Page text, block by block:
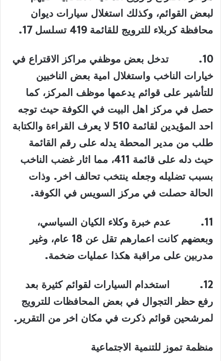
لبعض القوائم، وكذلك استغلال سيارات ديوان
محافظة كربلاء للترويج للقائمة 419 تسلسل 17
.
10.
تدخل بعض موظفي مراكز الاقتراع في
خيارات الناخب واستغلال امية بعض الناخبين
للتأشير على قوائم يدعمها موظف المركز، كما
حصل في مركز اهل البيت في الكوفة حيث توجه
احد المؤيدين لقائمة 510 لا يعرف القراءة والكتابة
طلب من مدير المحطة يدله على رقم القائمة
حيث دله على قائمة 411، مما اثار غضب الناخب
بسبب تضليله وجعله ينتخب تحالف اخر. وذات
الحالة حصلت في مركز السويس في الكوفة.
11.
عدم خبرة وكلاء الكيان السياسي،
وبعضهم كانت اعمارهم تقل عن 18 عام، وغير
مدربين على مراقبة هكذا عمليات ضخمة.
12.
استخدام السيارات لقوائم كثيرة بعد
رفع حظر التجوال في بعض المحافظات للترويج
لمرشحين قوائم ذكرت في مكان اخر من التقرير .
منظمة تموز للتنمية الاجتماعية